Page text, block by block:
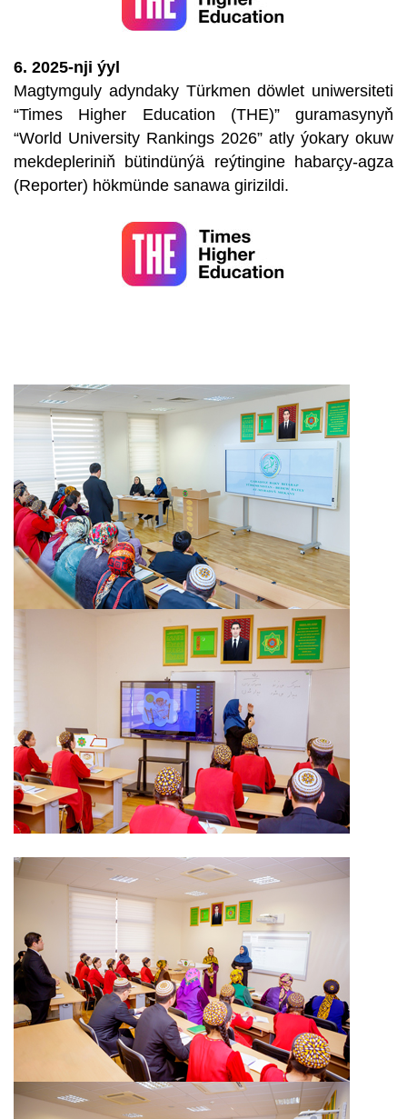
6. 2025-nji ýyl
Magtymguly adyndaky Türkmen döwlet uniwersiteti
“Times Higher Education (THE)” guramasynyň
“World University Rankings 2026” atly ýokary okuw
mekdepleriniň bütindünýä reýtingine habarçy-agza
(Reporter) hökmünde sanawa girizildi.